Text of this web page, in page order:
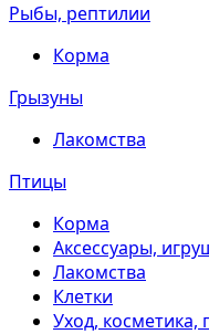
Рыбы, рептилии
Корма
Грызуны
Лакомства
Птицы
Корма
Аксессуары,
Лакомства
Клетки
Уход, косметика,